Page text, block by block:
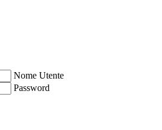
Nome Utente
Password